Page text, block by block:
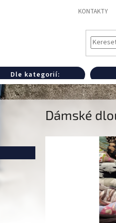
KONTAKTY
Dle kategorií:
Dámské